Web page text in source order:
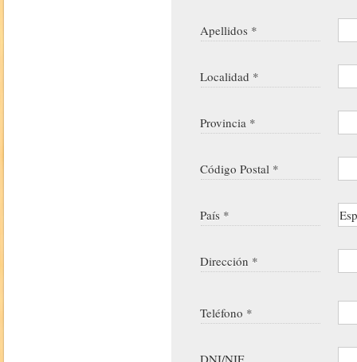
Apellidos *
Localidad *
Provincia *
Código Postal *
País *
Dirección *
Teléfono *
DNI/NIF